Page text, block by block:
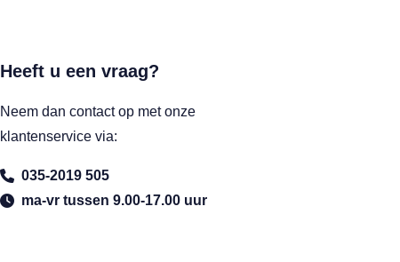
Heeft u een vraag?
Neem dan contact op met onze
klantenservice via:
035-2019 505
ma-vr tussen 9.00-17.00 uur